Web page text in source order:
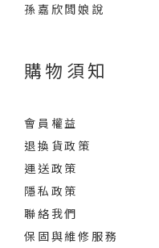
孫嘉欣闆娘說
購物須知
會員權益
退換貨政策
運送政策
隱私政策
聯絡我們
保固與維修服務